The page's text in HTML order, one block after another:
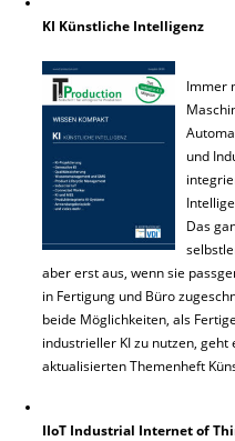
KI Künstliche Intelligenz
Immer
und
Das
aber erst aus, wenn sie
in Fertigung und Büro
beide Möglichkeiten, als
industrieller KI zu nutzen,
aktualisierten Themenheft
IIoT Industrial Internet of